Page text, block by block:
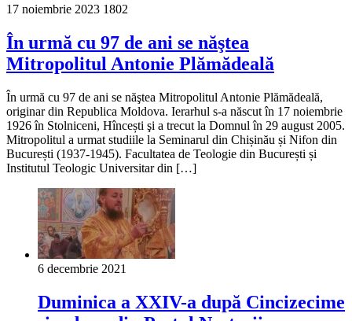
17 noiembrie 2023 1802
În urmă cu 97 de ani se năştea
Mitropolitul Antonie Plămădeală
În urmă cu 97 de ani se năştea Mitropolitul Antonie Plămădeală,
originar din Republica Moldova. Ierarhul s-a născut în 17 noiembrie
1926 în Stolniceni, Hîncești şi a trecut la Domnul în 29 august 2005.
Mitropolitul a urmat studiile la Seminarul din Chișinău și Nifon din
București (1937-1945). Facultatea de Teologie din București și
Institutul Teologic Universitar din […]
6 decembrie 2021
Duminica a XXIV-a după Cincizecime